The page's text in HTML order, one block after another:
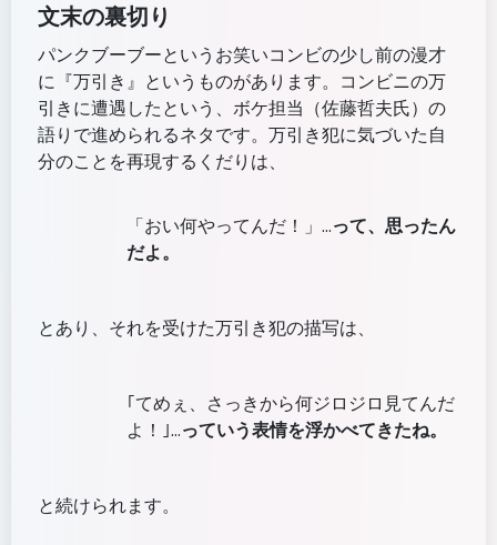
文末の裏切り
パンクブーブーというお笑いコンビの少し前の漫才
に『万引き』というものがあります。コンビニの万
引きに遭遇したという、ボケ担当（佐藤哲夫氏）の
語りで進められるネタです。万引き犯に気づいた自
分のことを再現するくだりは、
「おい何やってんだ！」…って、思ったん
だよ。
とあり、それを受けた万引き犯の描写は、
｢てめぇ、さっきから何ジロジロ見てんだ
よ！｣…っていう表情を浮かべてきたね。
と続けられます。